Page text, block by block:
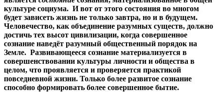
культуре социума. И вот от этого состояния во многом
будет зависеть жизнь не только завтра, но и в будущем.
Человечество, как объединение разумных существ, должно
достичь тех высот цивилизации, когда совершенное
сознание наведёт разумный общественный порядок на
Земле. Развивающееся сознание материализуется в
совершенствовании культуры личности и общества в
целом, что проявляется и проверяется практикой
повседневной жизни. Только более развитое сознание
способно формировать более совершенное бытие.